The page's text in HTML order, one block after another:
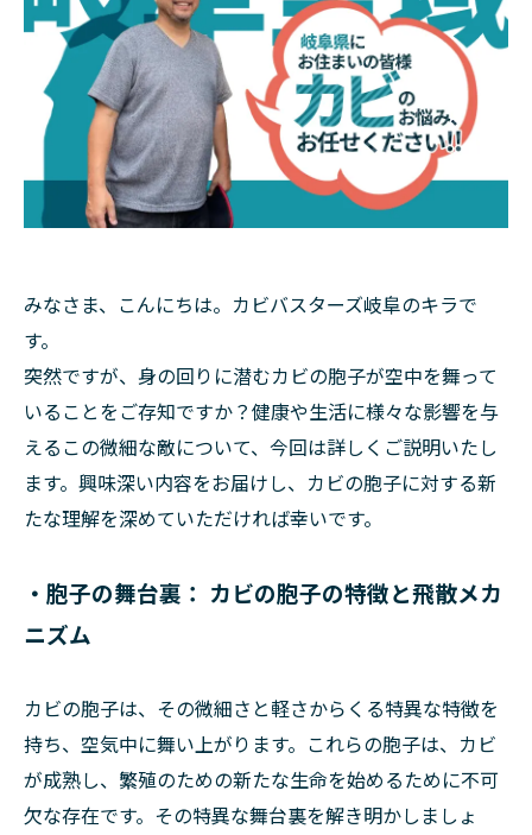
みなさま、こんにちは。カビバスターズ岐阜のキラで
す。
突然ですが、身の回りに潜むカビの胞子が空中を舞って
いることをご存知ですか？健康や生活に様々な影響を与
えるこの微細な敵について、今回は詳しくご説明いたし
ます。興味深い内容をお届けし、カビの胞子に対する新
たな理解を深めていただければ幸いです。
・胞子の舞台裏： カビの胞子の特徴と飛散メカ
ニズム
カビの胞子は、その微細さと軽さからくる特異な特徴を
持ち、空気中に舞い上がります。これらの胞子は、カビ
が成熟し、繁殖のための新たな生命を始めるために不可
欠な存在です。その特異な舞台裏を解き明かしましょ